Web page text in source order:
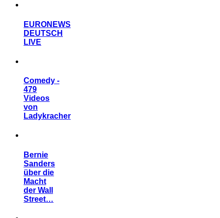
EURONEWS
DEUTSCH
LIVE
Comedy -
479
Videos
von
Ladykracher
Bernie
Sanders
über die
Macht
der Wall
Street…